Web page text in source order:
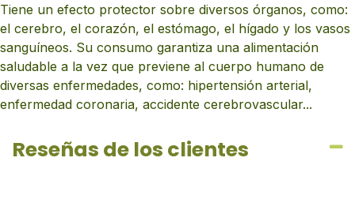
Tiene un efecto protector sobre diversos órganos, como:
el cerebro, el corazón, el estómago, el hígado y los vasos
sanguíneos. Su consumo garantiza una alimentación
saludable a la vez que previene al cuerpo humano de
diversas enfermedades, como: hipertensión arterial,
enfermedad coronaria, accidente cerebrovascular...
Reseñas de los clientes